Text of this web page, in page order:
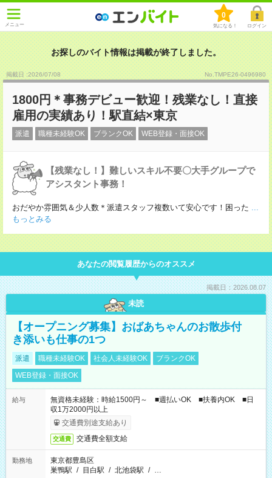
メニュー
0
気になる！ ログイン
お探しのバイト情報は掲載が終了しました。
掲載日 :2026/07/08 No.TMPE26-0496980
1800円＊事務デビュー歓迎！残業なし！直接
雇用の実績あり！駅直結×東京
派遣 職種未経験OK ブランクOK WEB登録・面接OK
【残業なし！】難しいスキル不要〇大手グループで
アシスタント事務！
おだやか雰囲気＆少人数＊派遣スタッフ複数いて安心です！困った ...
もっとみる
あなたの閲覧履歴からのオススメ
掲載日：2026.08.07
未読
【オープニング募集】おばあちゃんのお散歩付
き添いも仕事の1つ
派遣 職種未経験OK 社会人未経験OK
ブランクOK
WEB登録・面接OK
給与
無資格未経験：時給1500円～ ■週払いOK ■扶養内OK ■日
収1万2000円以上
交通費別途支給あり
交通費 交通費全額支給
勤務地
東京都豊島区
巣鴨駅 / 目白駅 / 北池袋駅 / …